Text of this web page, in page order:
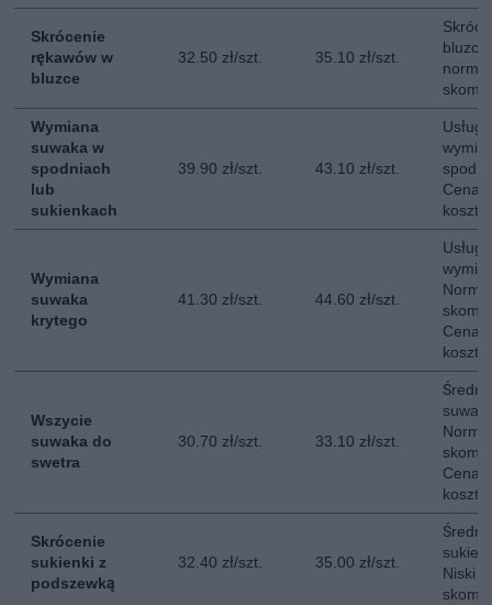
Skrócenie
rękawów w
bluzce
32.50 zł/szt. 35.10 zł/szt.
Wymiana
suwaka w
spodniach
lub
sukienkach
39.90 zł/szt. 43.10 zł/szt.
Cena
Wymiana
suwaka
krytego
41.30 zł/szt. 44.60 zł/szt.
Cena
Wszycie
suwaka do
swetra
30.70 zł/szt. 33.10 zł/szt.
Średni
Cena
Skrócenie
sukienki z
podszewką
32.40 zł/szt. 35.00 zł/szt.
Średni
Niski